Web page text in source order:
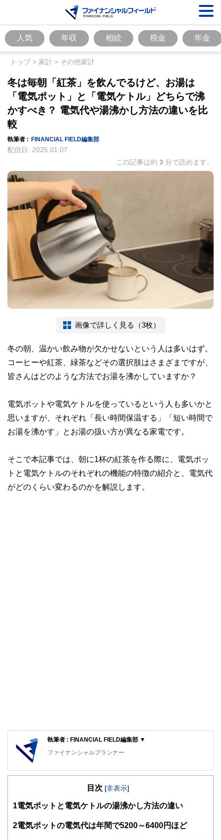
人気 年収 相続 税金 年金
トップ> 家計 > その他家計
冬は毎朝「紅茶」を飲んでるけど、お湯は
「電気ポット」と「電気ケトル」どちらで沸
かすべき？ 電気代や湯沸かし方法の違いを比
較
執筆者 : FINANCIAL FIELD編集部
配信日: 2025.01.07
この記事は約 3 分で読めます。
画像で詳しく見る（3枚）
冬の朝、温かい飲み物が欠かせないという人は多いはず。
コーヒーや紅茶、緑茶などその選択肢はさまざまですが、
皆さんはどのような方法でお湯を沸かしていますか？
電気ポットや電気ケトルを使っているという人も多いかと
思いますが、それぞれ「長い時間保温する」「短い時間で
お湯を沸かす」とお湯の扱い方が異なる家電です。
そこで本記事では、朝に1杯の紅茶を作る際に、電気ポッ
トと電気ケトルのそれぞれの機能の特徴の紹介と、電気代
がどのくらい変わるのかを解説します。
執筆者 : FINANCIAL FIELD編集部 ▼
ファイナンシャルプランナー
FinancialField編集部は、金融、経済に関する記事を、日々
知識がない方でも理解できるようわかりやすく発信していま
得者を中心に「お金や暮らし」に関する書籍・雑誌の編集経
験者で構成され、企画立案から記事掲載まですべての工程に
目次 [非表示]
1 電気ポットと電気ケトルの湯沸かし方法の違い
2電気ポットの電気代は年間で5200～6400円ほど